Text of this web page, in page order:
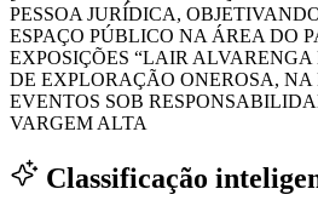
PESSOA JURÍDICA,
ESPAÇO PÚBLICO NA ÁREA DO
EXPOSIÇÕES “LAIR
DE EXPLORAÇÃO ONEROSA,
EVENTOS SOB
VARGEM ALTA
Classificação